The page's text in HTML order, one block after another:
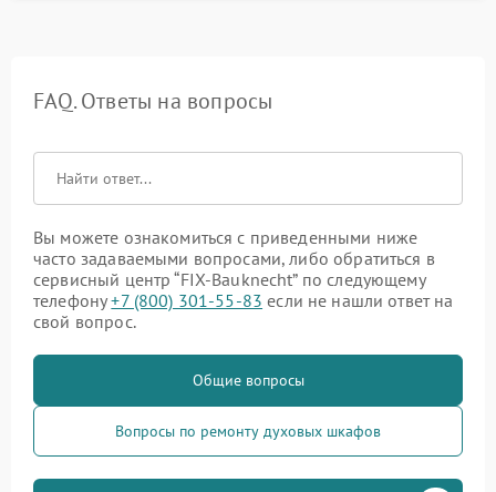
FAQ. Ответы на вопросы
Вы можете ознакомиться с приведенными ниже
часто задаваемыми вопросами, либо обратиться в
сервисный центр “FIX-Bauknecht” по следующему
телефону+7 (800) 301-55-83 если не нашли ответ на
свой вопрос.
Общие вопросы
Вопросы по ремонту духовых шкафов